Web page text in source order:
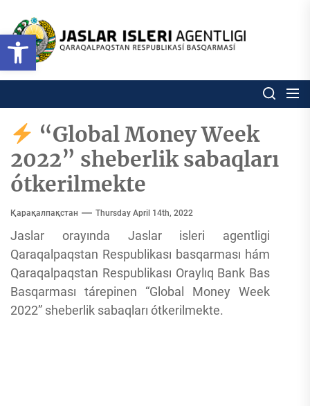
Open toolbar
content
Respublikası
basqarması
Ózbekstan jaslar isleri
“Global Money Week
2022” sheberlik sabaqları
ótkerilmekte
Қарақалпақстан Thursday April 14th, 2022
Jaslar orayında Jaslar isleri agentligi
Qaraqalpaqstan Respublikası basqarması hám
Qaraqalpaqstan Respublikası Oraylıq Bank Bas
Basqarması tárepinen “Global Money Week
2022” sheberlik sabaqları ótkerilmekte.